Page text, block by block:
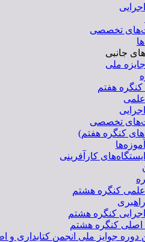
تخصصی
جانبی
جایزه ملی
هفتم
تخصصی
کنگره هفتم)
آموزه‌ها
ایستگاه‌های کارآفرینی
علمی کنگره هشتم
کنگره هشتم
کنگره هشتم
دوره جوایز ملی انجمن کتابداری و